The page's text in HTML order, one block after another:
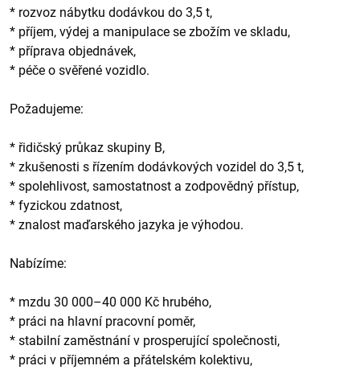
* rozvoz nábytku dodávkou do 3,5 t,
* příjem, výdej a manipulace se zbožím ve skladu,
* příprava objednávek,
* péče o svěřené vozidlo.
Požadujeme:
* řidičský průkaz skupiny B,
* zkušenosti s řízením dodávkových vozidel do 3,5 t,
* spolehlivost, samostatnost a zodpovědný přístup,
* fyzickou zdatnost,
* znalost maďarského jazyka je výhodou.
Nabízíme:
* mzdu 30 000–40 000 Kč hrubého,
* práci na hlavní pracovní poměr,
* stabilní zaměstnání v prosperující společnosti,
* práci v příjemném a přátelském kolektivu,